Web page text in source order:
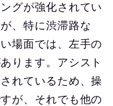
グが強化されてい
、特に渋滞路な
場面では、左手の
ります。アシスト
れているため、操
が、それでも他の